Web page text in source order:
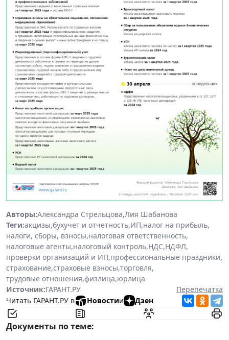
Авторы:Александра Стрельцова,Лия Шабанова
Теги:акцизы,бухучет и отчетность,ИП,налог на прибыль,
налоги, сборы, взносы,налоговая ответственность,
налоговые агенты,налоговый контроль,НДС,НДФЛ,
проверки организаций и ИП,профессиональные праздники,
страхование,страховые взносы,торговля,
трудовые отношения,физлица,юрлица
Источник:ГАРАНТ.РУ
Перепечатка
Читать ГАРАНТ.РУ в
Новостии Дзен
Документы по теме: